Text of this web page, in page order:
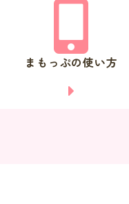
まもっぷの使い方